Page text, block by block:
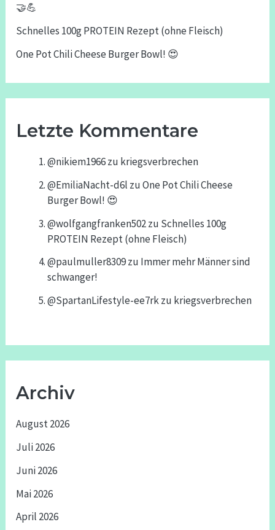
🤝💪
Schnelles 100g PROTEIN Rezept (ohne Fleisch)
One Pot Chili Cheese Burger Bowl! 😍
Letzte Kommentare
@nikiem1966zu kriegsverbrechen
@EmiliaNacht-d6l zuOne Pot Chili Cheese
Burger Bowl! 😍
@wolfgangfranken502zu Schnelles 100g
PROTEIN Rezept (ohne Fleisch)
@paulmuller8309zu Immer mehr Männer sind
schwanger!
@SpartanLifestyle-ee7rkzu kriegsverbrechen
Archiv
August 2026
Juli 2026
Juni 2026
Mai 2026
April 2026